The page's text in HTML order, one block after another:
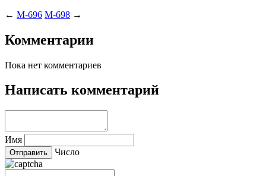
← M-696 M-698 →
Комментарии
Пока нет комментариев
Написать комментарий
Имя
Число